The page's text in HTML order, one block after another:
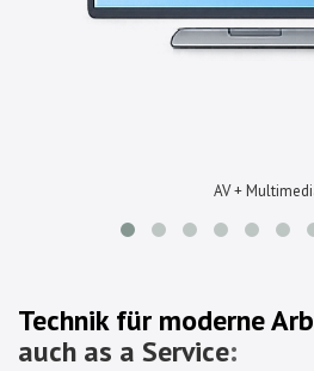
AV +
Technik für moderne
auch as a Service: